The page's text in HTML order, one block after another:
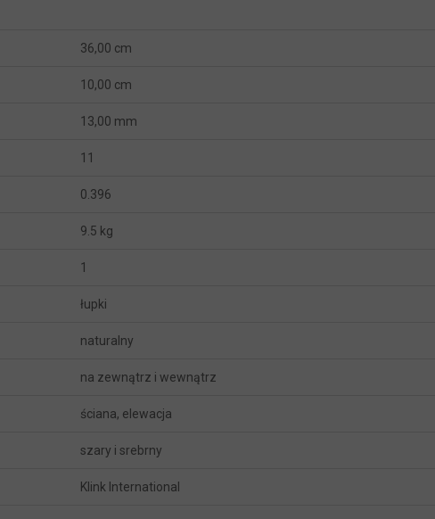
36,00 cm
10,00 cm
13,00 mm
11
0.396
9.5 kg
1
łupki
naturalny
na zewnątrz i wewnątrz
ściana, elewacja
szary i srebrny
Klink International